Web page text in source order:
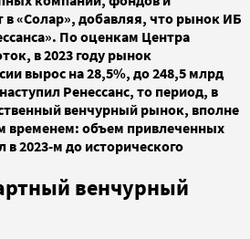
в «Солар», добавляя, что рынок ИБ
По оценкам Центра
в 2023 году рынок
вырос на 28,5%, до 248,5 млрд
Ренессанс, то период, в
венчурный рынок, вполне
временем: объем привлеченных
в 2023-м до исторического
венчурный